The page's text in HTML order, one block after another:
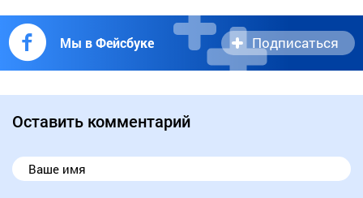
Мы в Фейсбуке Подписаться
Оставить комментарий